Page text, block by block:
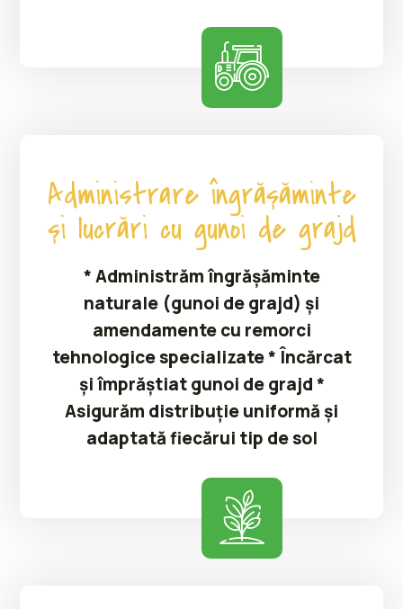
Administrare îngrășăminte
și lucrări cu gunoi de grajd
* Administrăm îngrășăminte
naturale (gunoi de grajd) și
amendamente cu remorci
tehnologice specializate * Încărcat
și împrăștiat gunoi de grajd *
Asigurăm distribuție uniformă și
adaptată fiecărui tip de sol